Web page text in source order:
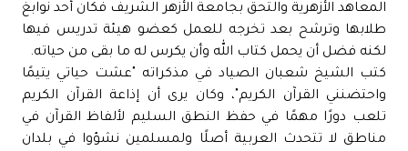
المعاهد الأزهرية والتحق بجامعة الأزهر الشريف فكان أحد نوابغ
طلابها وترشح بعد تخرجه للعمل كعضو هيئة تدريس فيها
لكنه فضل أن يحمل كتاب الله وأن يكرس له ما بقى من حياته.
كتب الشيخ شعبان الصياد في مذكراته "عشت حياتي يتيمًا
واحتضنني القرآن الكريم"، وكان يرى أن إذاعة القرآن الكريم
تلعب دورًا مهمًا في حفظ النطق السليم لألفاظ القرآن في
مناطق لا تتحدث العربية أصلًا ولمسلمين نشؤوا في بلدان